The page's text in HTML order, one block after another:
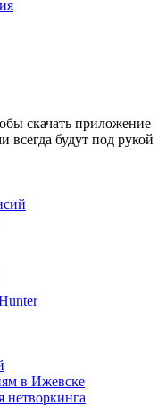
скачать приложение
всегда будут под рукой
в Ижевске
нетворкинга